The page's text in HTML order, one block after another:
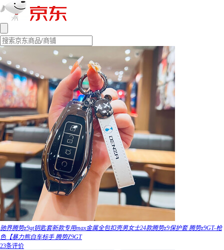
驰界腾势z9gt钥匙套新款专用max金属全包扣壳男女士24款腾势z9保护套 腾势z9GT-枪
色【暴力熊白车标手 腾势Z9GT
23条评价